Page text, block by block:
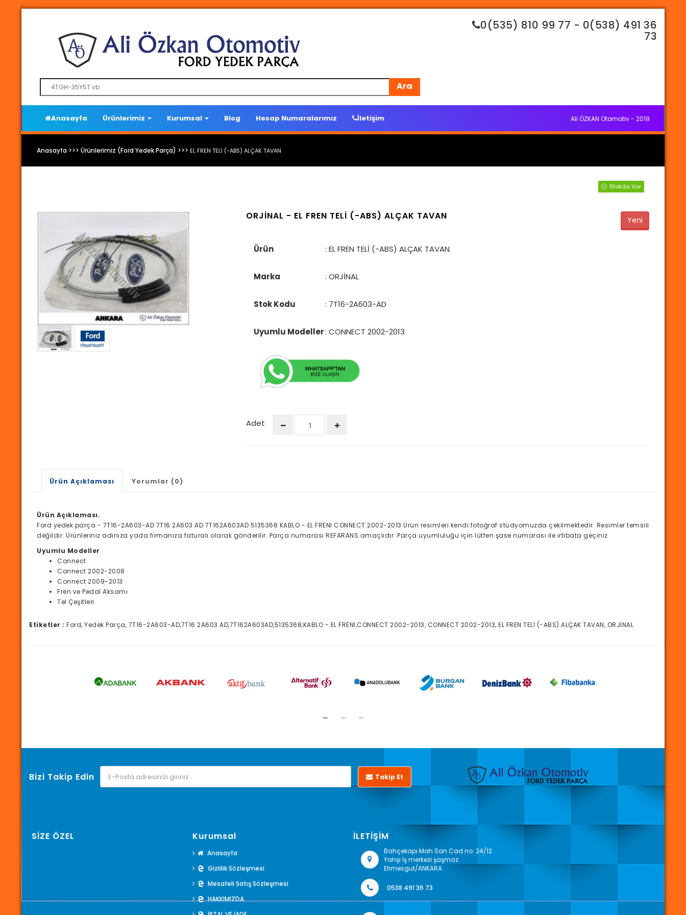
;
0(535) 810 99 77 - 0(538) 491 36
73
Ara
Anasayfa Ürünlerimiz Kurumsal Blog Hesap Numaralarımız İletişim Ali ÖZKAN Otomotiv - 2019
Anasayfa >>> Ürünlerimiz (Ford Yedek Parça) >>> EL FREN TELİ (-ABS) ALÇAK TAVAN
Stokda Var
ORJİNAL - EL FREN TELİ (-ABS) ALÇAK TAVAN Yeni
Ürün : EL FREN TELİ (-ABS) ALÇAK TAVAN
Marka : ORJİNAL
Stok Kodu : 7T16-2A603-AD
Uyumlu Modeller: CONNECT 2002-2013
Adet
Ürün Açıklaması Yorumlar (0)
Ürün Açıklaması.
Ford yedek parça - 7T16-2A603-AD 7T16 2A603 AD 7T162A603AD 5135368 KABLO - EL FRENI CONNECT 2002-2013 Ürün resimleri kendi fotoğraf stüdyomuzda çekilmektedir. Resimler temsili
değildir. Ürünleriniz adınıza yada firmanıza faturalı olarak gönderilir. Parça numarası REFARANS amaçlıdır. Parça uyumluluğu için lütfen şase numarası ile irtibata geçiniz
Uyumlu Modeller
Connect
Connect 2002-2008
Connect 2009-2013
Fren ve Pedal Aksamı
Tel Çeşitleri
Etiketler : Ford, Yedek Parça, 7T16-2A603-AD,7T16 2A603 AD,7T162A603AD,5135368,KABLO - EL FRENI,CONNECT 2002-2013, CONNECT 2002-2013, EL FREN TELİ (-ABS) ALÇAK TAVAN, ORJİNAL
Bizi Takip Edin Takip Et
SİZE ÖZEL Kurumsal
Anasayfa
Gizlilik Sözleşmesi
Mesafeli Satış Sözleşmesi
HAKKIMIZDA
İLETİŞİM
Bahçekapı Mah San Cad no: 24/12
Yahşi İş merkezi şaşmaz
Etimesgut/ANKARA
0538 491 36 73